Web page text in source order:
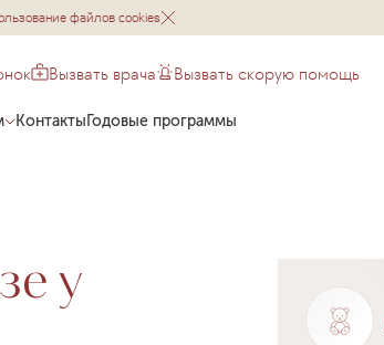
файлов cookies
Вызвать врача Вызвать скорую помощь
КонтактыГодовые программы
у